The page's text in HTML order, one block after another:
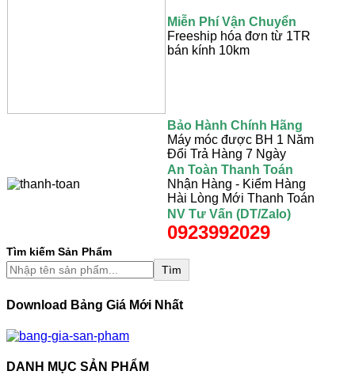
Miễn Phí Vận Chuyển
Freeship hóa đơn từ 1TR
bán kính 10km
Bảo Hành Chính Hãng
Máy móc được BH 1 Năm
Đổi Trả Hàng 7 Ngày
An Toàn Thanh Toán
Nhận Hàng - Kiểm Hàng
Hài Lòng Mới Thanh Toán
NV Tư Vấn (DT/Zalo)
0923992029
Tìm kiếm Sản Phẩm
Tìm
Download Bảng Giá Mới Nhất
DANH MỤC SẢN PHẨM